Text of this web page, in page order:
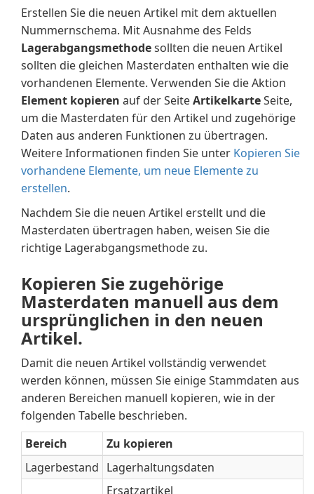
Erstellen Sie die neuen Artikel mit dem aktuellen
Nummernschema. Mit Ausnahme des Felds
Lagerabgangsmethodesollten die neuen Artikel
sollten die gleichen Masterdaten enthalten wie die
vorhandenen Elemente. Verwenden Sie die Aktion
Element kopieren auf der SeiteArtikelkarteSeite,
um die Masterdaten für den Artikel und zugehörige
Daten aus anderen Funktionen zu übertragen.
Weitere Informationen finden Sie unter Kopieren Sie
vorhandene Elemente, um neue Elemente zu
erstellen.
Nachdem Sie die neuen Artikel erstellt und die
Masterdaten übertragen haben, weisen Sie die
richtige Lagerabgangsmethode zu.
Kopieren Sie zugehörige
Masterdaten manuell aus dem
ursprünglichen in den neuen
Artikel.
Damit die neuen Artikel vollständig verwendet
werden können, müssen Sie einige Stammdaten aus
anderen Bereichen manuell kopieren, wie in der
folgenden Tabelle beschrieben.
Bereich
Zu kopieren
Lagerbestand Lagerhaltungsdaten
Ersatzartikel